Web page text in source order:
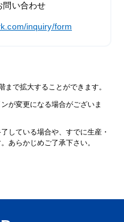
い合わせ
inquiry/form
で拡大することができます。
が変更になる場合がございま
している場合や、すでに生産・
あらかじめご了承下さい。